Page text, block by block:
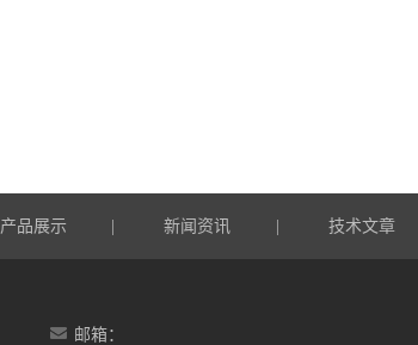
产品展示 新闻资讯 技术文章
邮箱：